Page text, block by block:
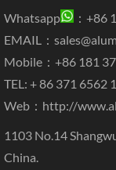
Whatsapp
：+86
EMAIL：
Mobile：+86 181
TEL: + 86 371 6562
Web： http://
1103 No.14
China.